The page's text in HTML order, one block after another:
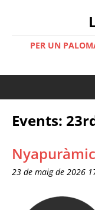
PER UN
Events:
23 de maig de 2026